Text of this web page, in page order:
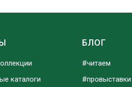
каталоги
БЛОГ
#читаем
#провыставки